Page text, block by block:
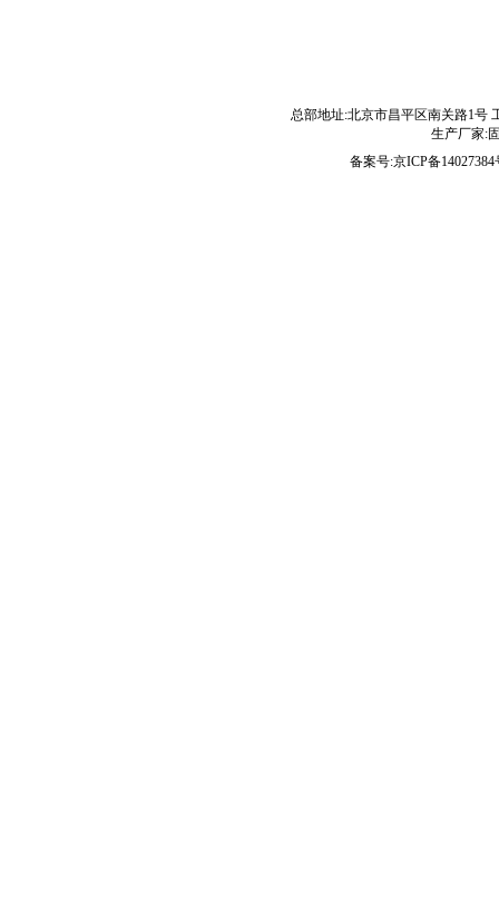
总部地址:北京市昌平区南关路1号
生产厂家:
备案号:京ICP备